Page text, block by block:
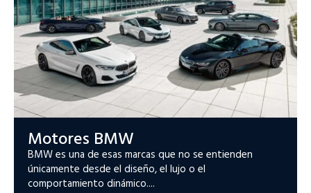
Motores BMW
BMW es una de esas marcas que no se entienden
únicamente desde el diseño, el lujo o el
comportamiento dinámico....